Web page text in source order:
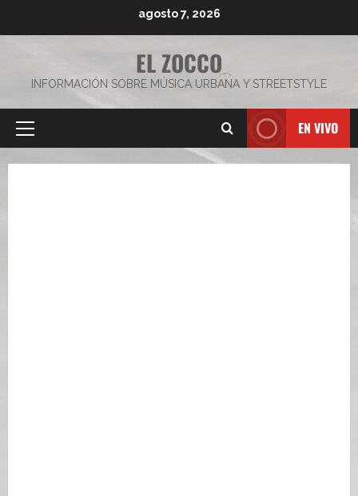
agosto 7, 2026
EL ZOCCO
INFORMACIÓN SOBRE MÚSICA URBANA Y STREETSTYLE
Menú
EN VIVO